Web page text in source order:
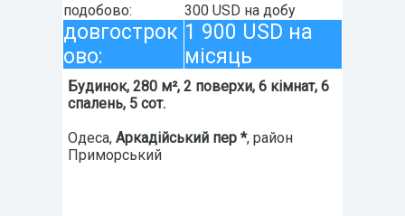
подобово:
300 USD на добу
довгострок
ово:
1 900 USD на
місяць
Будинок, 280 м², 2 поверхи, 6 кімнат, 6
спалень, 5 сот.
Одеса, Аркадійський пер *, район
Приморський